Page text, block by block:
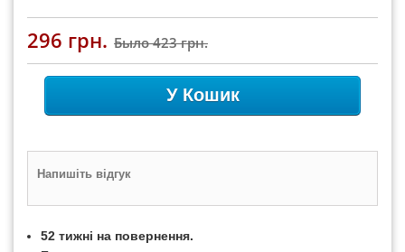
296 грн. Было423 грн.
У Кошик
Напишіть відгук
52 тижні на повернення.